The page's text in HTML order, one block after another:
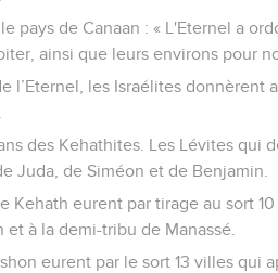
pays de Canaan : « L'Eternel a
ainsi que leurs environs pour
l’Eternel, les Israélites donnèrent
des Kehathites. Les Lévites qui
Juda, de Siméon et de Benjamin.
Kehath eurent par tirage au sort
et à la demi-tribu de Manassé.
eurent par le sort 13 villes qui